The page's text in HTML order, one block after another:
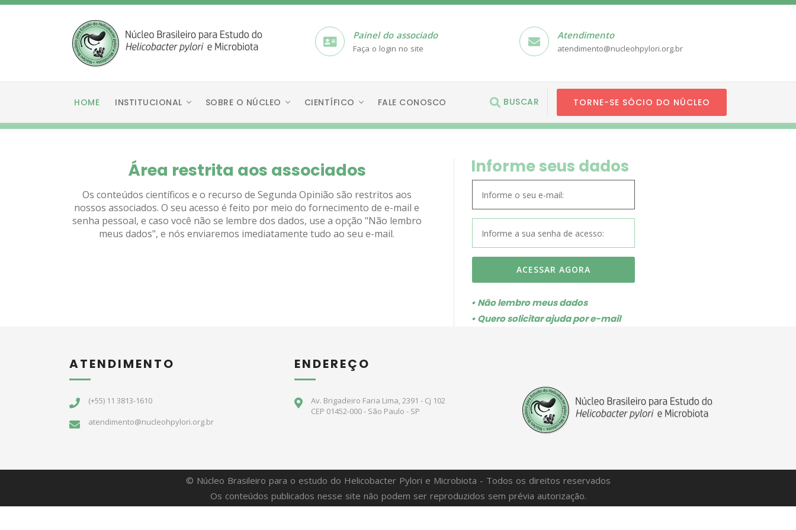
Painel do associado
Faça o login no site
Atendimento
atendimento@nucleohpylori.org.br
HOME INSTITUCIONAL SOBRE O NÚCLEO CIENTÍFICO FALE CONOSCO BUSCAR TORNE-SE SÓCIO DO NÚCLEO
Área restrita aos associados
Os conteúdos científicos e o recurso de Segunda Opinião são restritos aos
nossos associados. O seu acesso é feito por meio do fornecimento de e-mail e
senha pessoal, e caso você não se lembre dos dados, use a opção "Não lembro
meus dados", e nós enviaremos imediatamente tudo ao seu e-mail.
Informe seus dados
ACESSAR AGORA
• Não lembro meus dados
• Quero solicitar ajuda por e-mail
ATENDIMENTO
(+55) 11 3813-1610
atendimento@nucleohpylori.org.br
ENDEREÇO
Av. Brigadeiro Faria Lima, 2391 - Cj 102
CEP 01452-000 - São Paulo - SP
© Núcleo Brasileiro para o estudo do Helicobacter Pylori e Microbiota - Todos os direitos reservados
Os conteúdos publicados nesse site não podem ser reproduzidos sem prévia autorização.